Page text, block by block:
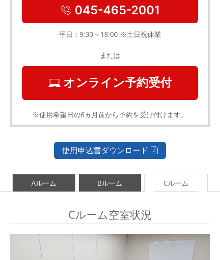
045-465-2001
平日：9:30～18:00 ※土日祝休業
または
オンライン予約受付
※使用希望日の6ヵ月前から予約を受け付けます。
使用申込書ダウンロード
Aルーム Bルーム Cルーム
Cルーム空室状況